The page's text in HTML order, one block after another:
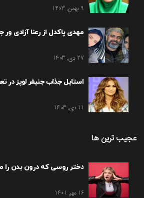
9 بهمن, 1403
مهدی پاکدل از رعنا آزادی ور
27 دی, 1403
استایل جذاب جنیفر لوپز
11 دی, 1403
عجیب ترین ها
دختر روسی که درون بدن را
16 مهر, 1401